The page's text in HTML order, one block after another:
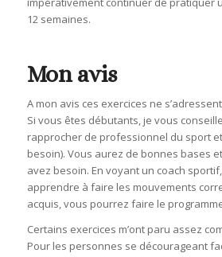
12 semaines.
Mon avis
A mon avis ces exercices ne
Si vous êtes débutants, je vous
rapprocher de professionnel du sport
besoin). Vous aurez de bonnes bases
avez besoin. En voyant un coach
apprendre à faire les mouvements
acquis, vous pourrez faire le
Certains exercices m’ont paru assez
Pour les personnes se décourageant